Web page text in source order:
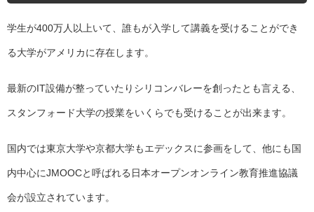
学生が400万人以上いて、誰もが入学して講義を受けることができ
る大学がアメリカに存在します。
最新のIT設備が整っていたりシリコンバレーを創ったとも言える、
スタンフォード大学の授業をいくらでも受けることが出来ます。
国内では東京大学や京都大学もエデックスに参画をして、他にも国
内中心にJMOOCと呼ばれる日本オープンオンライン教育推進協議
会が設立されています。